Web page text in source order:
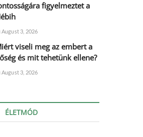
figyelmeztet a
August 3, 2026
viseli meg az embert a
és mit tehetünk ellene?
August 3, 2026
ÉLETMÓD